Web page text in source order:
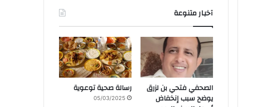
آخبار متنوعة
الصحفي فتحي بن لزرق
يوضح سبب إنخفاض
رسالة صحية توعوية
05/03/2025